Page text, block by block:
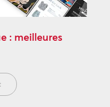
: meilleures